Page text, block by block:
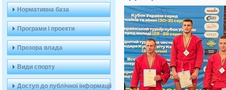
Нормативна база
Програми і проекти
Прозора влада
Види спорту
Доступ до публічної інформації